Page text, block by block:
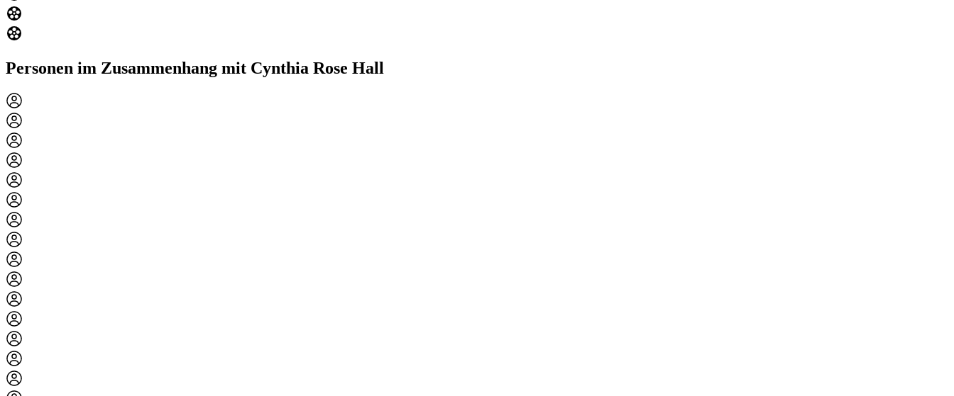
Personen im Zusammenhang mit Cynthia Rose Hall